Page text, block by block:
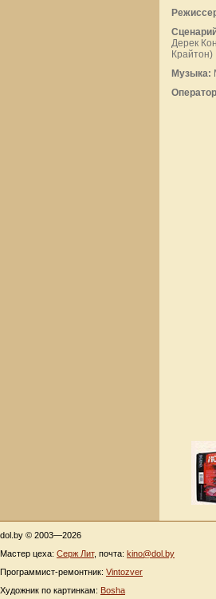
Дерек
Крайтон)
Музыка:
dol.by © 2003—2026
Мастер цеха: Серж Лит, почта: kino@dol.by
Программист-ремонтник: Vintozver
Художник по картинкам: Bosha